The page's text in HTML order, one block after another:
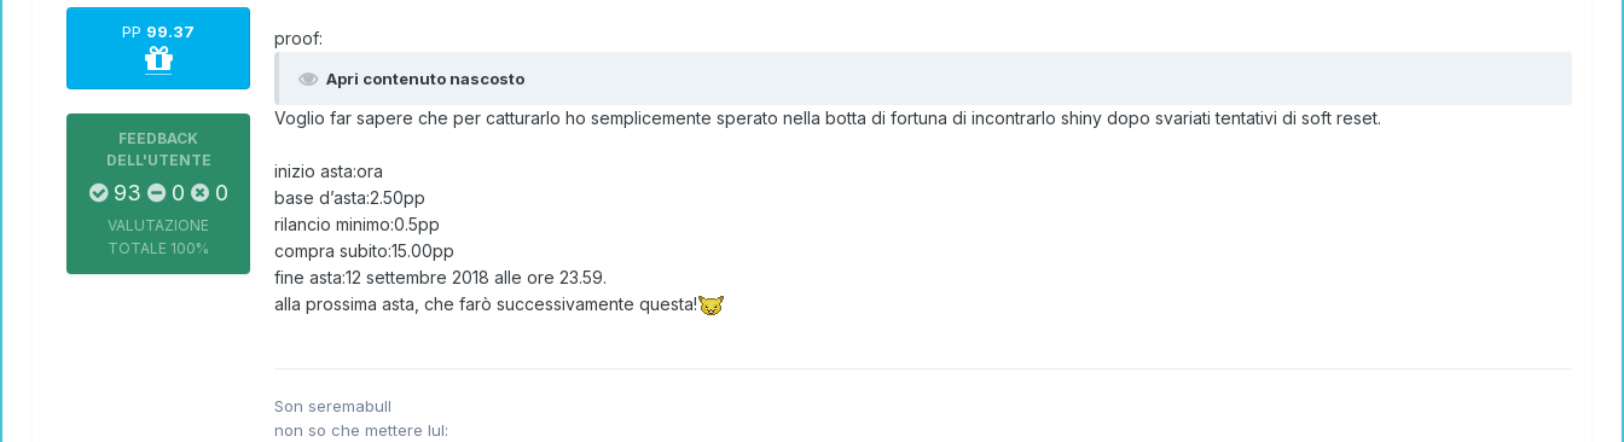
PP 99.37
FEEDBACK
DELL'UTENTE
93 0 0
VALUTAZIONE
TOTALE 100%
proof:
Apri contenuto nascosto
Voglio far sapere che per catturarlo ho semplicemente sperato nella botta di fortuna di incontrarlo shiny dopo svariati tentativi di soft reset.
inizio asta:ora
base d’asta:2.50pp
rilancio minimo:0.5pp
compra subito:15.00pp
fine asta:12 settembre 2018 alle ore 23.59.
alla prossima asta, che farò successivamente questa!
Son seremabull
non so che mettere lul: